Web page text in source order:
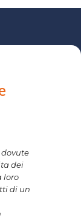
dei
loro
di un